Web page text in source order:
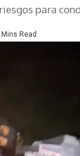
para
Mins Read